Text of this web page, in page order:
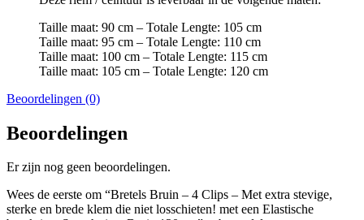
Taille maat: 90 cm – Totale Lengte: 105 cm
Taille maat: 95 cm – Totale Lengte: 110 cm
Taille maat: 100 cm – Totale Lengte: 115 cm
Taille maat: 105 cm – Totale Lengte: 120 cm
Beoordelingen (0)
Beoordelingen
Er zijn nog geen beoordelingen.
Wees de eerste om “Bretels Bruin – 4 Clips – Met extra stevige,
sterke en brede klem die niet losschieten! met een Elastische